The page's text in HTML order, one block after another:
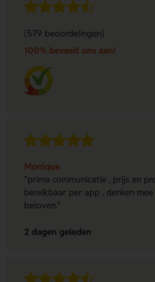
(579 beoordelingen)
100% beveelt ons aan!
Monique
"prima communicatie , prijs en
bereikbaar per app , denken
beloven."
2 dagen geleden